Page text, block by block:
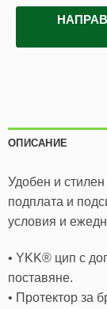
ОПИСАНИЕ
Удобен и
подплата и
условия и
• YKK® цип с
поставяне.
• Протектор за